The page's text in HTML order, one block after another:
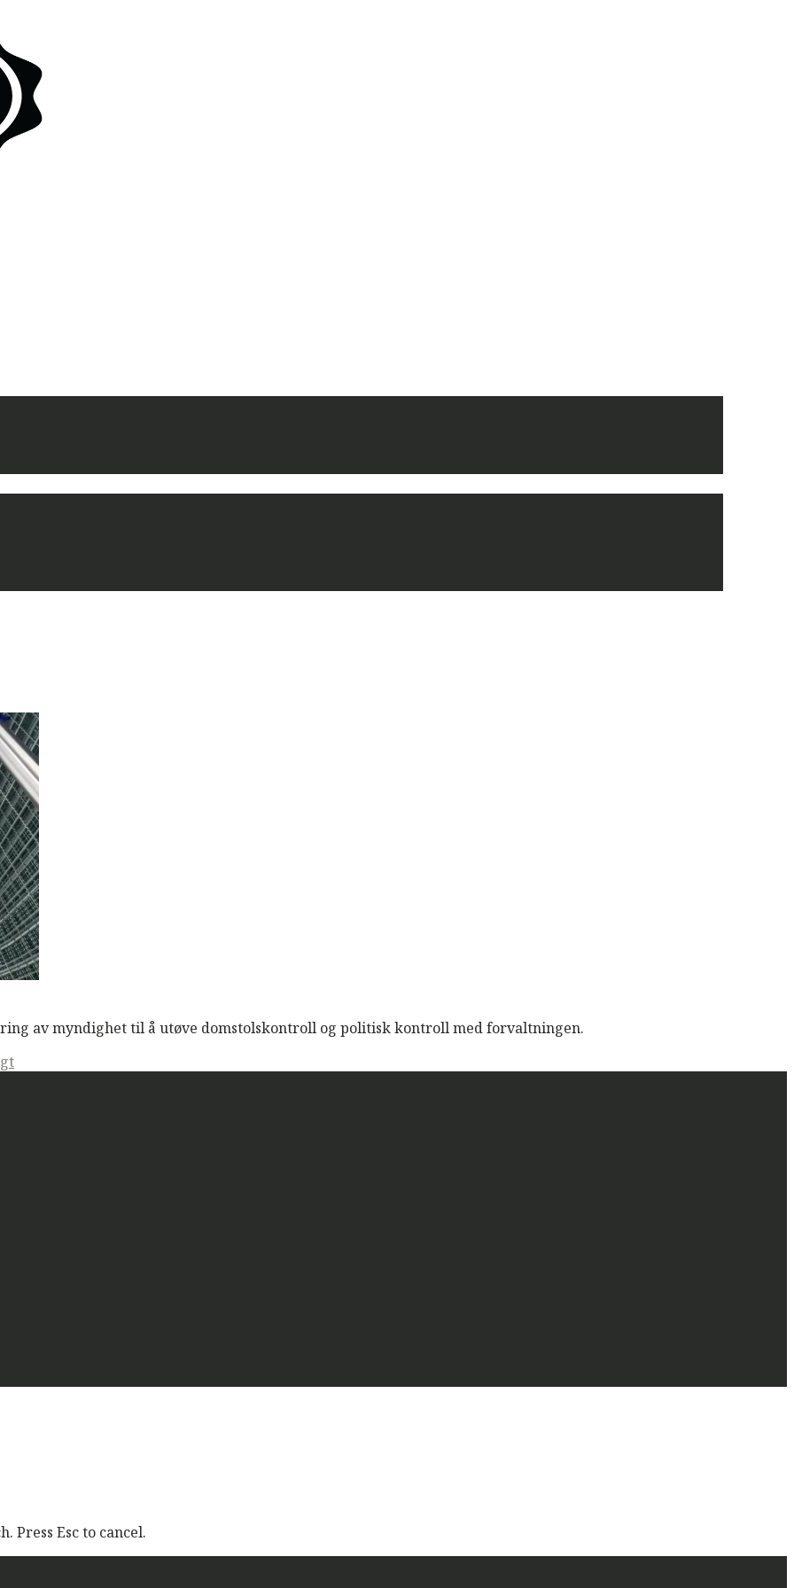
av myndighet til å utøve domstolskontroll og politisk kontroll med forvaltningen.
Press Esc to cancel.